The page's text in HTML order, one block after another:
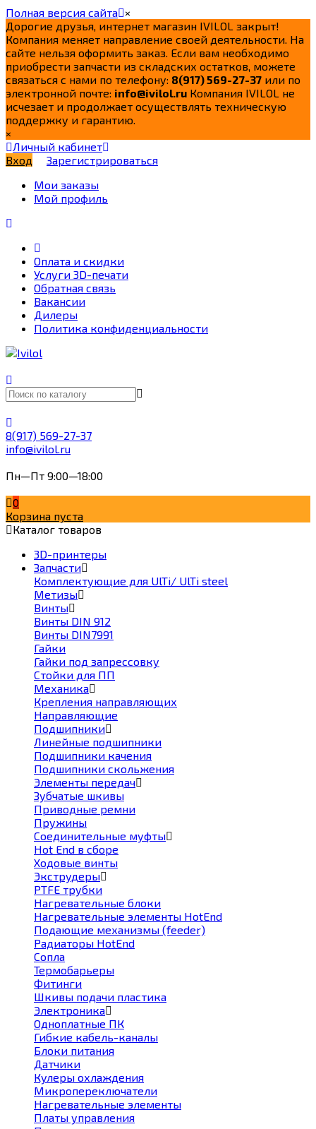
Полная версия сайта ×
Дорогие друзья, интернет магазин IVILOL закрыт!
Компания меняет направление своей деятельности. На
сайте нельзя оформить заказ. Если вам необходимо
приобрести запчасти из складских остатков, можете
связаться с нами по телефону: 8(917) 569-27-37 или по
электронной почте: info@ivilol.ru Компания IVILOL не
исчезает и продолжает осуществлять техническую
поддержку и гарантию.
×
Личный кабинет
Вход
Зарегистрироваться
Мои заказы
Мой профиль
Оплата и скидки
Услуги 3D-печати
Обратная связь
Вакансии
Дилеры
Политика конфиденциальности
8(917) 569-27-37
info@ivilol.ru
Пн—Пт 9:00—18:00
0
Корзина пуста
Каталог товаров
3D-принтеры
Запчасти
Комплектующие для UlTi/ UlTi steel
Метизы
Винты
Винты DIN 912
Винты DIN7991
Гайки
Гайки под запрессовку
Стойки для ПП
Механика
Крепления направляющих
Направляющие
Подшипники
Линейные подшипники
Подшипники качения
Подшипники скольжения
Элементы передач
Зубчатые шкивы
Приводные ремни
Пружины
Соединительные муфты
Hot End в сборе
Ходовые винты
Экструдеры
PTFE трубки
Нагревательные блоки
Нагревательные элементы HotEnd
Подающие механизмы (feeder)
Радиаторы HotEnd
Сопла
Термобарьеры
Фитинги
Шкивы подачи пластика
Электроника
Одноплатные ПК
Гибкие кабель-каналы
Блоки питания
Датчики
Кулеры охлаждения
Микропереключатели
Нагревательные элементы
Платы управления